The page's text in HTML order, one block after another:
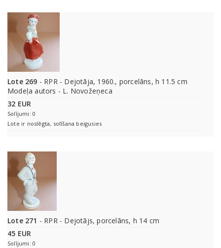
Lote 269 - RPR - Dejotāja, 1960., porcelāns, h 11.5 cm
Modeļa autors - L. Novožeņeca
32 EUR
Solījumi: 0
Lote ir noslēgta, solīšana beigusies
Lote 271 - RPR - Dejotājs, porcelāns, h 14 cm
45 EUR
Solījumi: 0